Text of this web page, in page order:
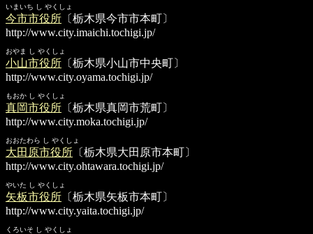
いまいち し やくしょ
今市市役所 〔栃木県今市市本町〕
http://www.city.imaichi.tochigi.jp/
おやま し やくしょ
小山市役所 〔栃木県小山市中央町〕
http://www.city.oyama.tochigi.jp/
もおか し やくしょ
真岡市役所 〔栃木県真岡市荒町〕
http://www.city.moka.tochigi.jp/
おおたわら し やくしょ
大田原市役所 〔栃木県大田原市本町〕
http://www.city.ohtawara.tochigi.jp/
やいた し やくしょ
矢板市役所 〔栃木県矢板市本町〕
http://www.city.yaita.tochigi.jp/
くろいそ し やくしょ